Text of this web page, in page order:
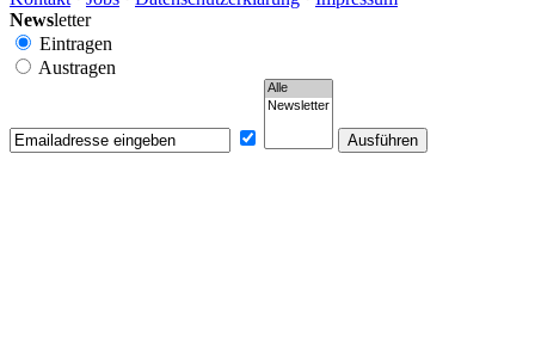
Newsletter
Eintragen
Austragen